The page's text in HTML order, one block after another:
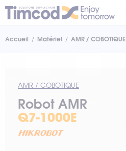
Accueil Matériel AMR / COBOTIQUE
AMR / COBOTIQUE
Robot AMR
Q7-1000E